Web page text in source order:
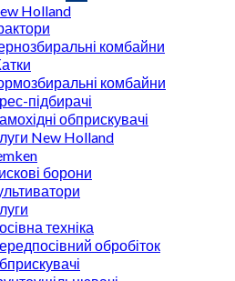
Holland
комбайни
комбайни
підбирачі
обприскувачі
New Holland
борони
техніка
обробіток